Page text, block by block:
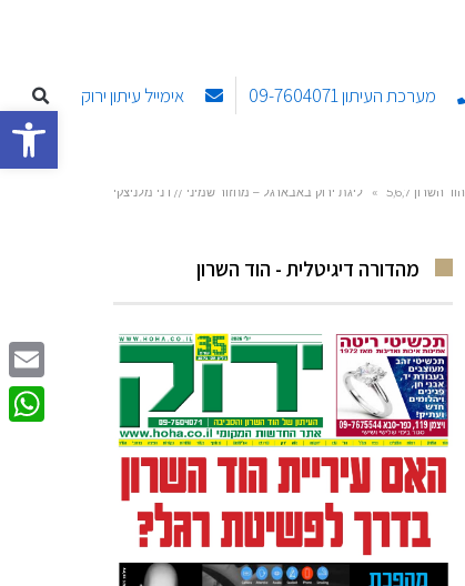
פתח מערכת העיתון 09-7604071 אימייל עיתון ירוק
הוד השרון 5,6,7 » ליגת ירוק באבארגל – מחזור שמיני // דני מלניצקי
מהדורה דיגיטלית - הוד השרון